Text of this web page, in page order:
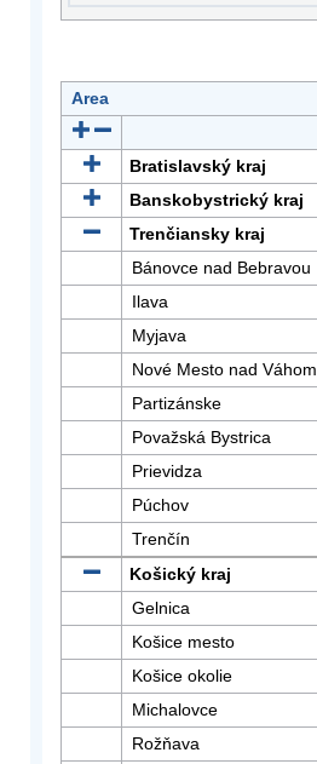
Area
Bratislavský kraj
Banskobystrický kraj
Trenčiansky kraj
Bánovce nad Bebravou
Ilava
Myjava
Nové Mesto nad Váhom
Partizánske
Považská Bystrica
Prievidza
Púchov
Trenčín
Košický kraj
Gelnica
Košice mesto
Košice okolie
Michalovce
Rožňava